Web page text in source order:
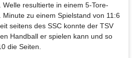
resultierte in einem 5-Tore-
zu einem Spielstand von 11:6
seitens des SSC konnte der TSV
Handball er spielen kann und so
die Seiten.